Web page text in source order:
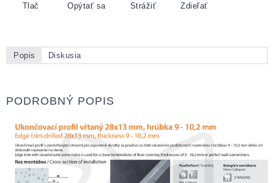
Tlač Opýtať sa Strážiť Zdieľať
Popis Diskusia
PODROBNÝ POPIS